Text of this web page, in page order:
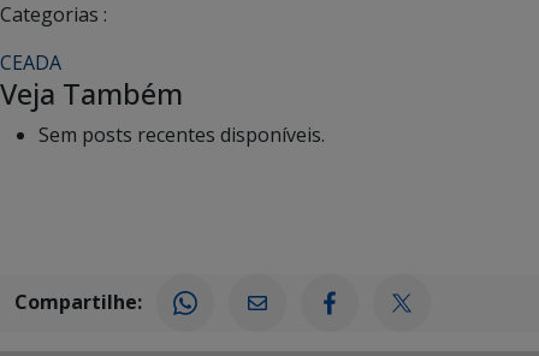
Categorias :
CEADA
Veja Também
Sem posts recentes disponíveis.
Compartilhe: